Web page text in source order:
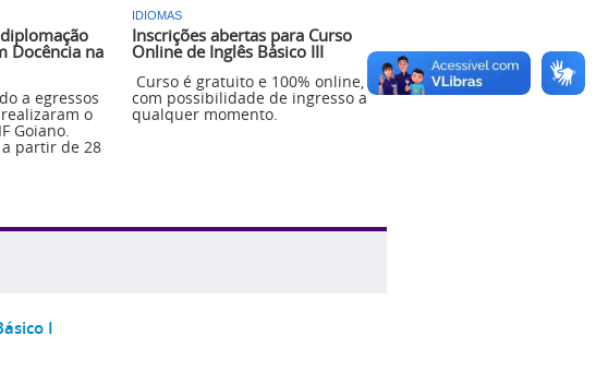
Docência na
a egressos
o
Goiano.
partir de 28
IDIOMAS
Inscrições abertas para Curso
Online de Inglês Básico III
Curso é gratuito e 100% online,
com possibilidade de ingresso a
qualquer momento.
I